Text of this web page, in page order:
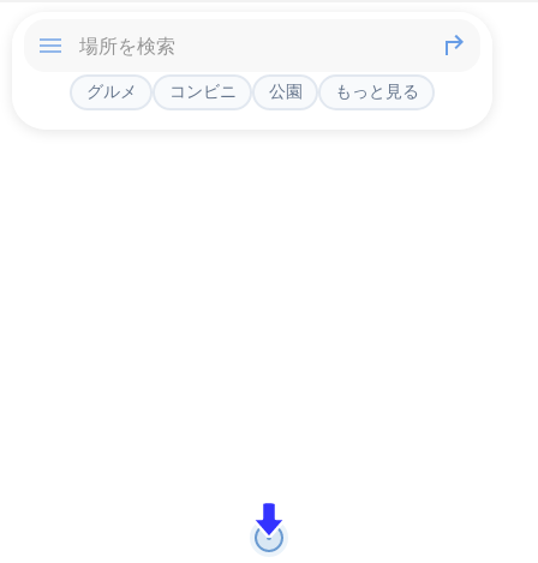
グルメ コンビニ 公園 もっと見る